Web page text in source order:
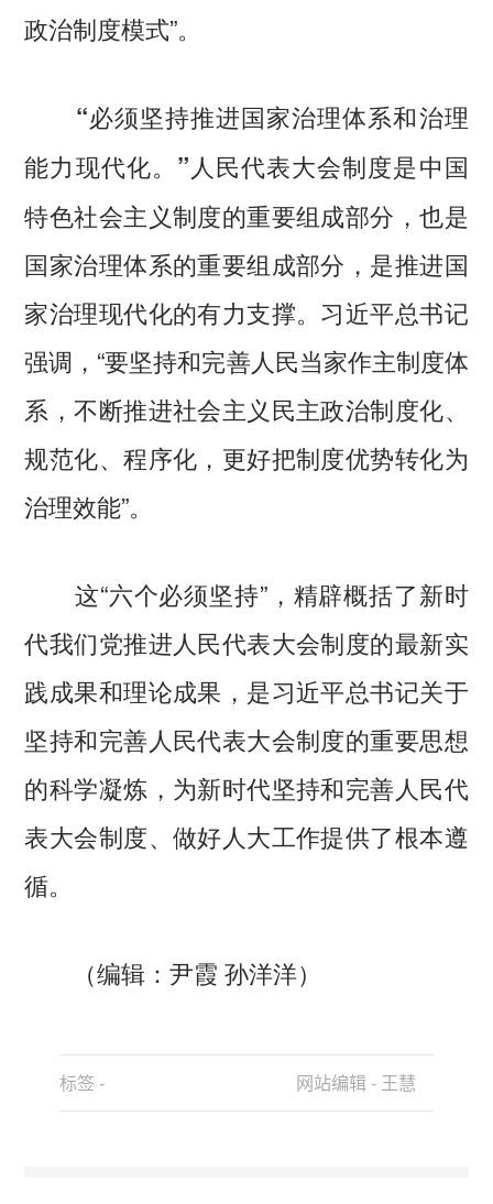
政治制度模式”。
“必须坚持推进国家治理体系和治理
能力现代化。”人民代表大会制度是中国
特色社会主义制度的重要组成部分，也是
国家治理体系的重要组成部分，是推进国
家治理现代化的有力支撑。习近平总书记
强调，“要坚持和完善人民当家作主制度体
系，不断推进社会主义民主政治制度化、
规范化、程序化，更好把制度优势转化为
治理效能”。
这“六个必须坚持”，精辟概括了新时
代我们党推进人民代表大会制度的最新实
践成果和理论成果，是习近平总书记关于
坚持和完善人民代表大会制度的重要思想
的科学凝炼，为新时代坚持和完善人民代
表大会制度、做好人大工作提供了根本遵
循。
（编辑：尹霞 孙洋洋）
标签 - 网站编辑 - 王慧